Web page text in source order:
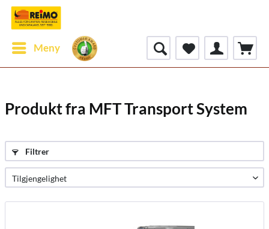
Meny
Produkt fra MFT Transport System
Filtrer